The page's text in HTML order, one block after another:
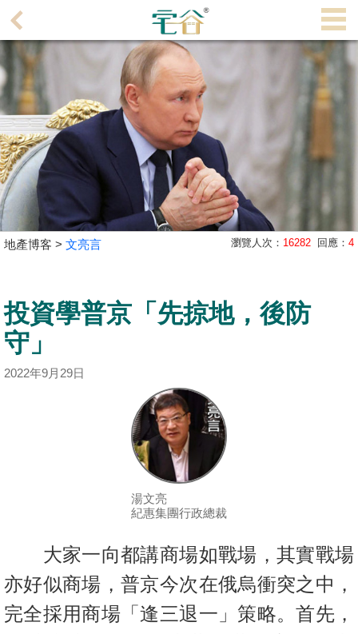
理
頁
搵
樓/
成
交
主
宅
谷
按
聞
數
地產博客 > 文亮言 瀏覽人次： 16282 回應： 4
投資學普京「先掠地，後防
守」
2022年9月29日
湯文亮
紀惠集團行政總裁
大家一向都講商場如戰場，其實戰場
亦好似商場，普京今次在俄烏衝突之中，
完全採用商場「逢三退一」策略。首先，